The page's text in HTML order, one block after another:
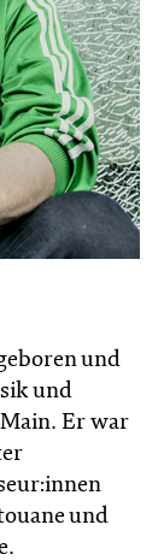
und
und
Er war
und